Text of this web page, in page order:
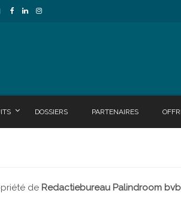
DOSSIERS PARTENAIRES
de Redactiebureau Palindroom